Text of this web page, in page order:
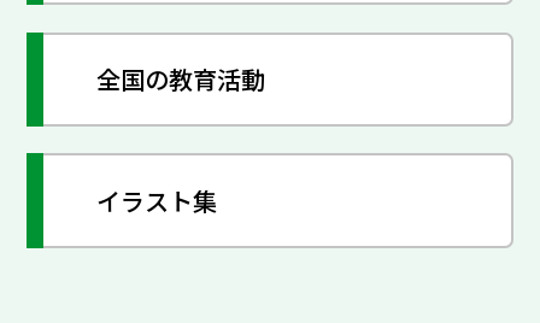
全国の教育活動
イラスト集